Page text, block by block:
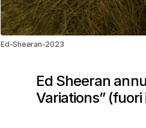
Ed-Sheeran-2023
Ed Sheeran
Variations”